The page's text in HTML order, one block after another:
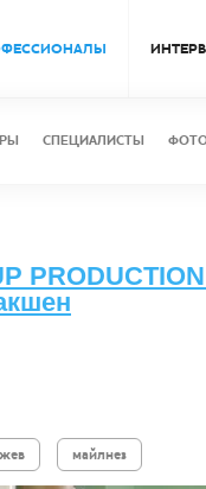
СПЕЦИАЛИСТЫ
майлнез